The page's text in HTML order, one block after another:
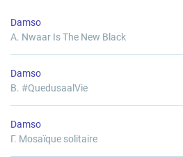
Damso
Α. Nwaar Is The New Black
Damso
B. #QuedusaalVie
Damso
Γ. Mosaïque solitaire